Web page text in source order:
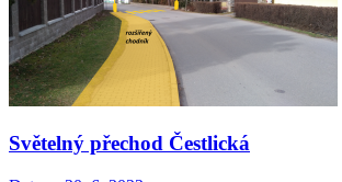
Světelný přechod Čestlická